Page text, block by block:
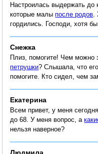
Настроилась выдержать до
которые малыпосле родов
гордились. Господи, хотя бы
Снежка
Плиз, помогите! Чем можно
петрушки? Слышала, что
помогите. Кто сидел, чем
Екатерина
Всем привет, у меня
до 68. У меня вопрос, а
нельзя наверное?